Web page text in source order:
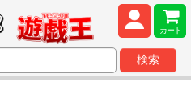
カート
検索